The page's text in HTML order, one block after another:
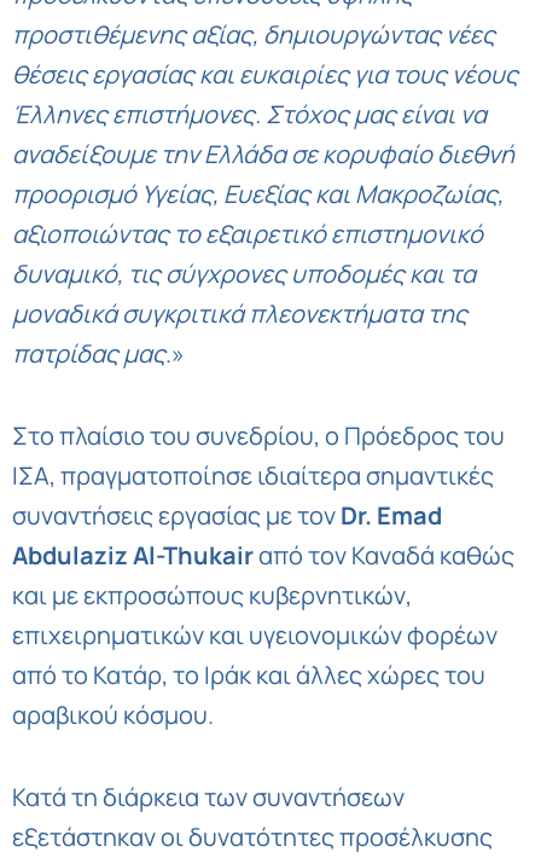
προστιθέμενης αξίας, δημιουργώντας νέες
θέσεις εργασίας και ευκαιρίες για τους νέους
Έλληνες επιστήμονες. Στόχος μας είναι να
αναδείξουμε την Ελλάδα σε κορυφαίο διεθνή
προορισμό Υγείας, Ευεξίας και Μακροζωίας,
αξιοποιώντας το εξαιρετικό επιστημονικό
δυναμικό, τις σύγχρονες υποδομές και τα
μοναδικά συγκριτικά πλεονεκτήματα της
πατρίδας μας.»
Στο πλαίσιο του συνεδρίου, ο Πρόεδρος του
ΙΣΑ, πραγματοποίησε ιδιαίτερα σημαντικές
συναντήσεις εργασίας με τονDr. Emad
Abdulaziz Al-Thukairαπό τον Καναδά καθώς
και με εκπροσώπους κυβερνητικών,
επιχειρηματικών και υγειονομικών φορέων
από το Κατάρ, το Ιράκ και άλλες χώρες του
αραβικού κόσμου.
Κατά τη διάρκεια των συναντήσεων
εξετάστηκαν οι δυνατότητες προσέλκυσης